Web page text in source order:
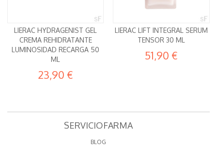
LIERAC HYDRAGENIST GEL
CREMA REHIDRATANTE
LUMINOSIDAD RECARGA 50
ML
23,90 €
LIERAC LIFT INTEGRAL SERUM
TENSOR 30 ML
51,90 €
SERVICIOFARMA
BLOG